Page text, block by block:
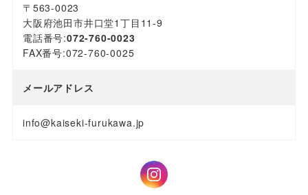
〒563-0023
大阪府池田市井口堂1丁目11-9
電話番号:072-760-0023
FAX番号:072-760-0025
メールアドレス
info@kaiseki-furukawa.jp